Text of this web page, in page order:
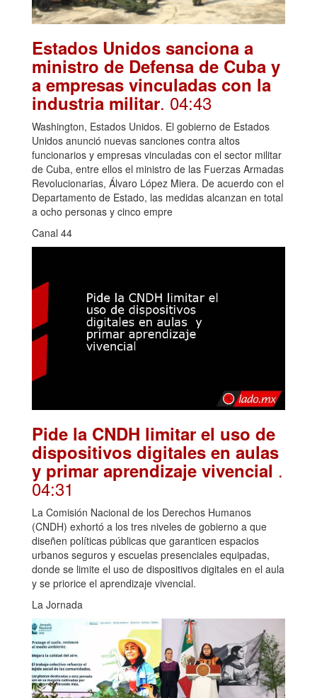
Estados Unidos sanciona a
ministro de Defensa de Cuba y
a empresas vinculadas con la
industria militar. 04:43
Washington, Estados Unidos. El gobierno de Estados
Unidos anunció nuevas sanciones contra altos
funcionarios y empresas vinculadas con el sector militar
de Cuba, entre ellos el ministro de las Fuerzas Armadas
Revolucionarias, Álvaro López Miera. De acuerdo con el
Departamento de Estado, las medidas alcanzan en total
a ocho personas y cinco empre
Canal 44
Pide la CNDH limitar el uso de
dispositivos digitales en aulas
y primar aprendizaje vivencial .
04:31
La Comisión Nacional de los Derechos Humanos
(CNDH) exhortó a los tres niveles de gobierno a que
diseñen políticas públicas que garanticen espacios
urbanos seguros y escuelas presenciales equipadas,
donde se limite el uso de dispositivos digitales en el aula
y se priorice el aprendizaje vivencial.
La Jornada